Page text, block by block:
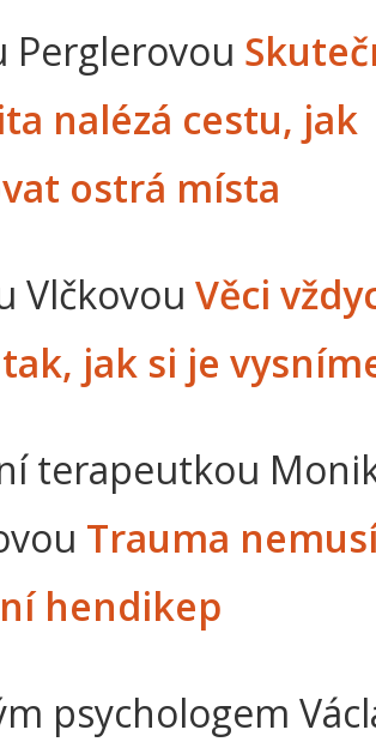
Perglerovou
nalézá cestu, jak
ostrá místa
Vlčkovou Věci
jak si je
terapeutkou
Trauma
hendikep
psychologem